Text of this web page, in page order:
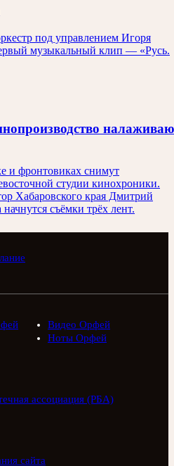
под управлением Игоря
музыкальный клип — «Русь.
и фронтовиках снимут
студии кинохроники.
Хабаровского края Дмитрий
съёмки трёх лент.
Видео Орфей
Ноты Орфей
ассоциация (РБА)
сайта